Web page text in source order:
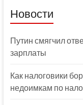
Новости
Путин смягчил
зарплаты
Как налоговики
недоимкам по